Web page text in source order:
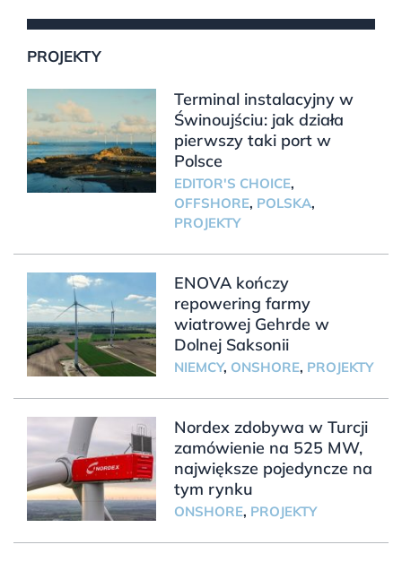
PROJEKTY
Terminal instalacyjny w
Świnoujściu: jak działa
pierwszy taki port w
Polsce
EDITOR'S CHOICE,
OFFSHORE, POLSKA,
PROJEKTY
ENOVA kończy
repowering farmy
wiatrowej Gehrde w
Dolnej Saksonii
NIEMCY, ONSHORE, PROJEKTY
Nordex zdobywa w Turcji
zamówienie na 525 MW,
największe pojedyncze na
tym rynku
ONSHORE, PROJEKTY